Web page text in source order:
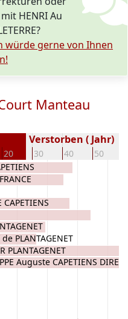
HENRI Au
würde gerne von Ihnen
Manteau
20 30 40 50
Verstorben ( Jahr)
CAPETIENS
de PLANTAGENET
PLANTAGENET
Auguste CAPETIENS